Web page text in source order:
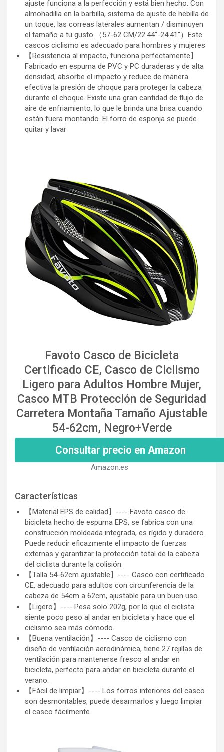
ajuste funciona a la perfección y está bien hecho. Con
almohadilla en la barbilla, sistema de ajuste de hebilla de
un toque, las correas laterales aumentan / disminuyen
el tamaño a tu gusto.（57-62 CM/22.44''-24.41''）Este
cascos ciclismo es adecuado para hombres y mujeres
【Resistencia al impacto, funciona perfectamente】
Fabricado en espuma de PVC y PC duraderas y de alta
densidad, absorbe el impacto y reduce de manera
efectiva la presión de choque para proteger la cabeza
durante el choque. Existe una gran cantidad de flujo de
aire de enfriamiento, lo que le brinda una brisa cuando
están fuera montando. El forro de esponja se puede
quitar y lavar
Favoto Casco de Bicicleta
Certificado CE, Casco de Ciclismo
Ligero para Adultos Hombre Mujer,
Casco MTB Protección de Seguridad
Carretera Montaña Tamaño Ajustable
54-62cm, Negro+Verde
Consultar precio en Amazon
Amazon.es
Características
【Material EPS de calidad】---- Favoto casco de
bicicleta hecho de espuma EPS, se fabrica con una
construcción moldeada integrada, es rígido y duradero.
Puede reducir eficazmente el impacto de fuerzas
externas y garantizar la protección total de la cabeza
del ciclista durante la colisión.
【Talla 54-62cm ajustable】---- Casco con certificado
CE, adecuado para adultos con circunferencia de la
cabeza de 54cm a 62cm, ajustable para un buen uso.
【Ligero】---- Pesa solo 202g, por lo que el ciclista
siente poco peso al andar en bicicleta y hace que el
ciclismo sea más cómodo.
【Buena ventilación】---- Casco de ciclismo con
diseño de ventilación aerodinámica, tiene 27 rejillas de
ventilación para mantenerse fresco al andar en
bicicleta, perfecto para andar en bicicleta durante el
verano.
【Fácil de limpiar】---- Los forros interiores del casco
son desmontables, puede desarmarlos y luego limpiar
el casco fácilmente.